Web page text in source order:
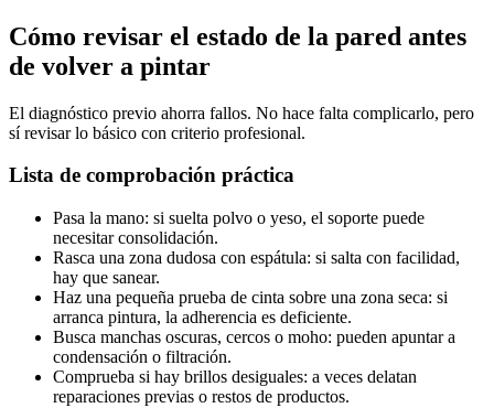
Cómo revisar el estado de la pared antes
de volver a pintar
El diagnóstico previo ahorra fallos. No hace falta complicarlo, pero
sí revisar lo básico con criterio profesional.
Lista de comprobación práctica
Pasa la mano: si suelta polvo o yeso, el soporte puede
necesitar consolidación.
Rasca una zona dudosa con espátula: si salta con facilidad,
hay que sanear.
Haz una pequeña prueba de cinta sobre una zona seca: si
arranca pintura, la adherencia es deficiente.
Busca manchas oscuras, cercos o moho: pueden apuntar a
condensación o filtración.
Comprueba si hay brillos desiguales: a veces delatan
reparaciones previas o restos de productos.